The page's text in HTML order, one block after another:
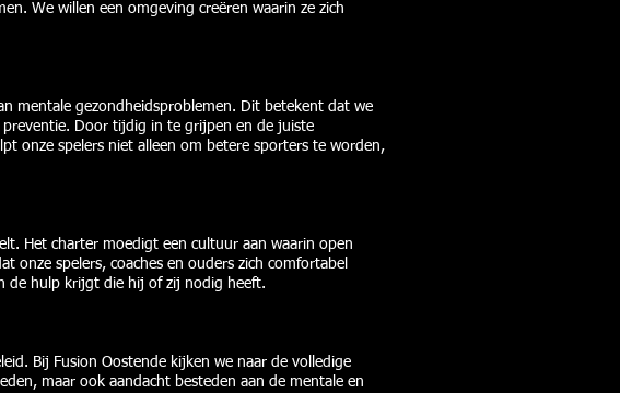
We willen een omgeving creëren waarin ze zich
mentale gezondheidsproblemen. Dit betekent dat we
preventie. Door tijdig in te grijpen en de juiste
onze spelers niet alleen om betere sporters te worden,
Het charter moedigt een cultuur aan waarin open
onze spelers, coaches en ouders zich comfortabel
de hulp krijgt die hij of zij nodig heeft.
Bij Fusion Oostende kijken we naar de volledige
maar ook aandacht besteden aan de mentale en